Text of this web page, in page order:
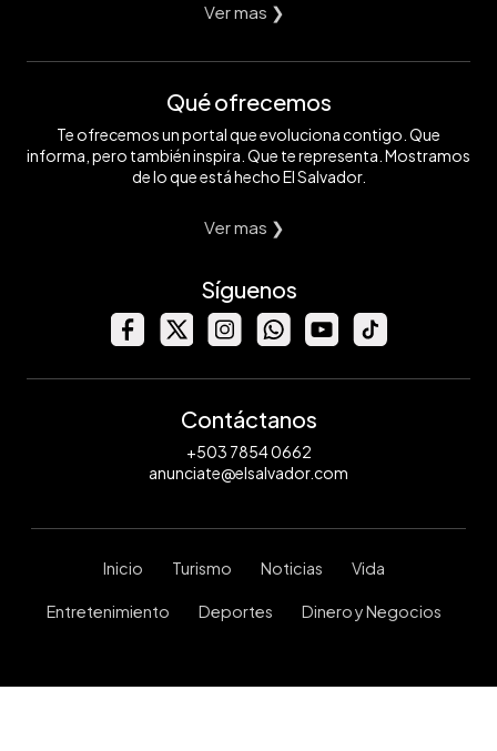
Ver mas ❯
Qué ofrecemos
Te ofrecemos un portal que evoluciona contigo. Que
informa, pero también inspira. Que te representa. Mostramos
de lo que está hecho El Salvador.
Ver mas ❯
Síguenos
Contáctanos
+503 7854 0662
anunciate@elsalvador.com
Inicio Turismo Noticias Vida
Entretenimiento Deportes Dinero y Negocios